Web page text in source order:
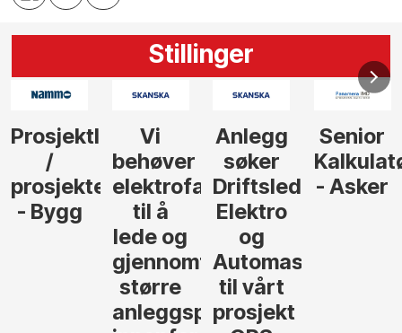
Stillinger
Anlegg
søker
Driftsleder
Elektro
Automasjon
Senior
Kalkulatør
- Asker
Senior
Tilbudsleder
Anlegg
- Oslo